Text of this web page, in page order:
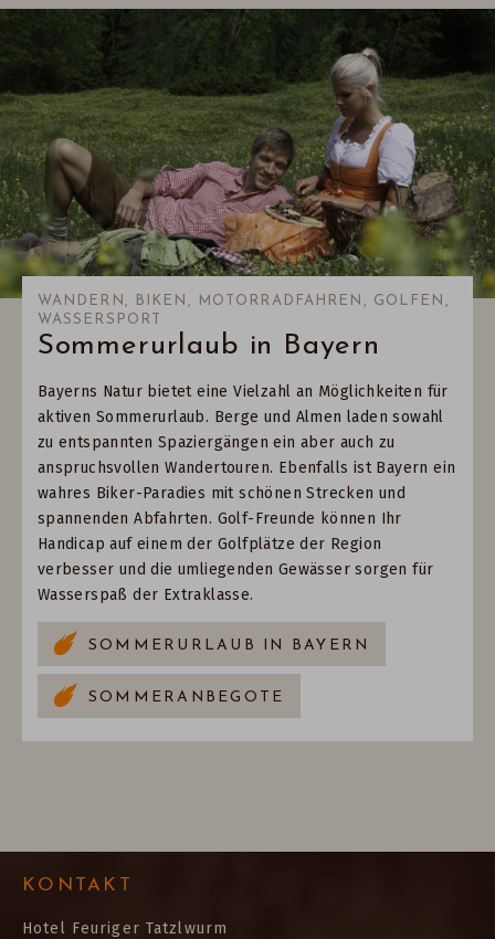
WANDERN, BIKEN, MOTORRADFAHREN, GOLFEN,
WASSERSPORT
Sommerurlaub in Bayern
Bayerns Natur bietet eine Vielzahl an Möglichkeiten für
aktiven Sommerurlaub. Berge und Almen laden sowahl
zu entspannten Spaziergängen ein aber auch zu
anspruchsvollen Wandertouren. Ebenfalls ist Bayern ein
wahres Biker-Paradies mit schönen Strecken und
spannenden Abfahrten. Golf-Freunde können Ihr
Handicap auf einem der Golfplätze der Region
verbesser und die umliegenden Gewässer sorgen für
Wasserspaß der Extraklasse.
SOMMERURLAUB IN BAYERN
SOMMERANBEGOTE
KONTAKT
Hotel Feuriger Tatzlwurm